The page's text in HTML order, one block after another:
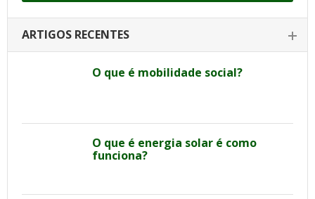
ARTIGOS RECENTES
O que é mobilidade social?
O que é energia solar é como
funciona?